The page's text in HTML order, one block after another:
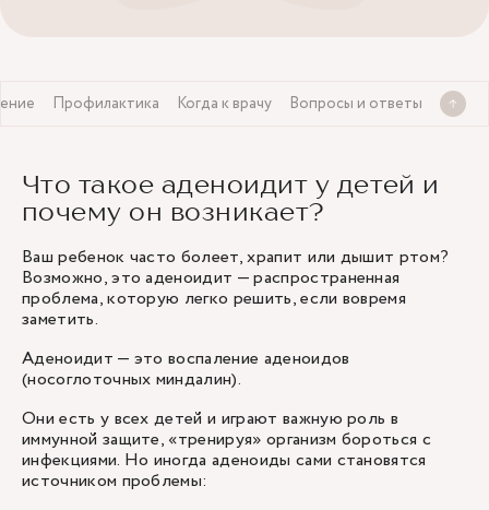
Профилактика Когда к врачу Вопросы и ответы
Что такое аденоидит у детей и
почему он возникает?
Ваш ребенок часто болеет, храпит или дышит ртом?
Возможно, это аденоидит — распространенная
проблема, которую легко решить, если вовремя
заметить.
Аденоидит — это воспаление аденоидов
(носоглоточных миндалин).
Они есть у всех детей и играют важную роль в
иммунной защите, «тренируя» организм бороться с
инфекциями. Но иногда аденоиды сами становятся
источником проблемы: